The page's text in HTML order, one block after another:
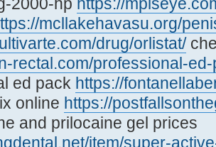
mcllakehavasu.org/
drug/orlistat/
rectal.com/professional-
ed pack https://
online https://
and prilocaine gel prices
item/super-